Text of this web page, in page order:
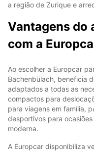
a região de Zurique e
Vantagens do
com a
Ao escolher a Europcar
Bachenbülach, beneficia
adaptados a todas as
compactos para
para viagens em família,
desportivos para
moderna.
A Europcar disponibiliza